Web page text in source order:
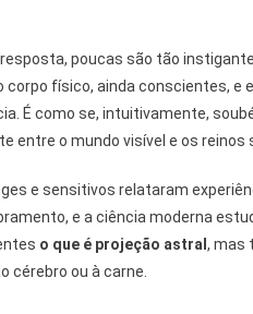
poucas são tão
corpo físico, ainda conscientes,
É como se, intuitivamente,
entre o mundo visível e os reinos
e sensitivos relataram
e a ciência moderna
o que é projeção astral , mas
cérebro ou à carne.